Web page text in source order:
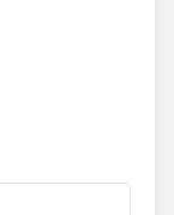
In Lightning it
(a